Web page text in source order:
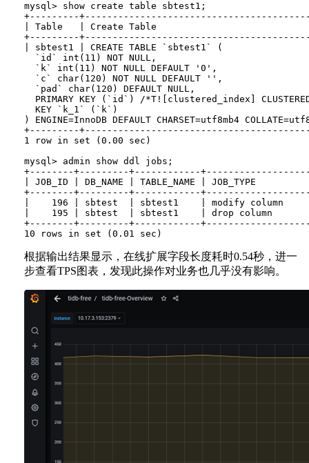
mysql> show create table sbtest1;
+---------
| Table   | Create Table
+---------
| sbtest1 | CREATE TABLE `sbtest1` (
  `id` int(11) NOT NULL,
  `k` int(11) NOT NULL DEFAULT '0',
  `c` char(120) NOT NULL DEFAULT '',
  `pad` char(120) DEFAULT NULL,
PRIMARY KEY (`id`) /*T![clustered_index]
  KEY `k_1` (`k`)
) ENGINE=InnoDB DEFAULT CHARSET=utf8mb4
+---------
1 row in set (0.00 sec)
mysql> admin show ddl jobs;
+--------+---------+------------
| JOB_ID | DB_NAME | TABLE_NAME | JOB_TYPE
+--------+---------+------------
|    196 | sbtest  | sbtest1    | modify column
|    195 | sbtest  | sbtest1    | drop column
+--------+---------+------------
根据输出结果显示，在线扩展字段长度耗时0.54秒，进一
步查看TPS图表，发现此操作对业务也几乎没有影响。